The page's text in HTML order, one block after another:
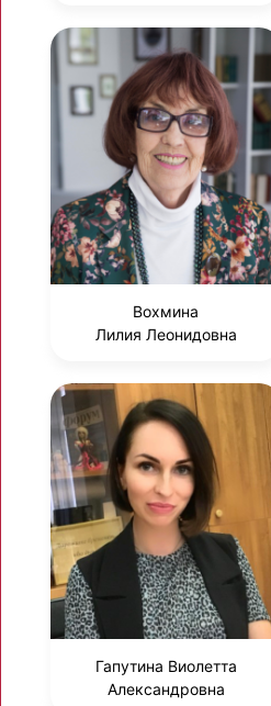
Вохмина
Лилия Леонидовна
Гапутина Виолетта
Александровна